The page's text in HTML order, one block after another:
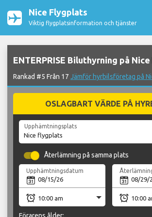
Nice Flygplats
Viktig flygplatsinformation och tjänster
ENTERPRISE Biluthyrning på
Rankad #5 Från 17 Jämför hyrbilsföretag på
OSLAGBART VÄRDE PÅ
Upphämtningsplats
Återlämning på samma plats
Upphämtningsdatum